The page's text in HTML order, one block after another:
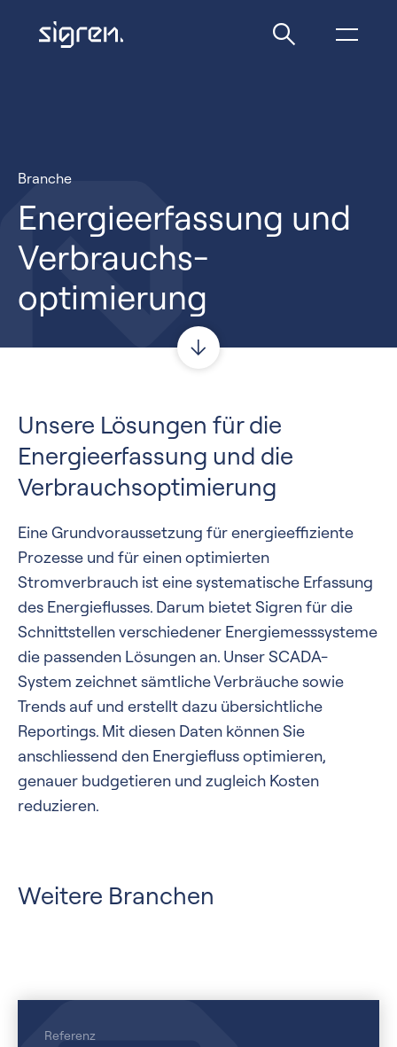
Branche
Energie­erfassung und
Verbrauchs­
optimierung
Unsere Lösungen für die
Energieerfassung und die
Verbrauchsoptimierung
Eine Grundvoraussetzung für energieeffiziente
Prozesse und für einen optimierten
Stromverbrauch ist eine systematische Erfassung
des Energieflusses. Darum bietet Sigren für die
Schnittstellen verschiedener Energiemesssysteme
die passenden Lösungen an. Unser SCADA-
System zeichnet sämtliche Verbräuche sowie
Trends auf und erstellt dazu übersichtliche
Reportings. Mit diesen Daten können Sie
anschliessend den Energiefluss optimieren,
genauer budgetieren und zugleich Kosten
reduzieren.
Weitere Branchen
Referenz